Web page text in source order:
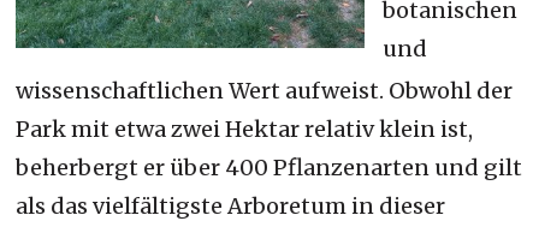
botanischen
und
wissenschaftlichen Wert aufweist. Obwohl der
Park mit etwa zwei Hektar relativ klein ist,
beherbergt er über 400 Pflanzenarten und gilt
als das vielfältigste Arboretum in dieser